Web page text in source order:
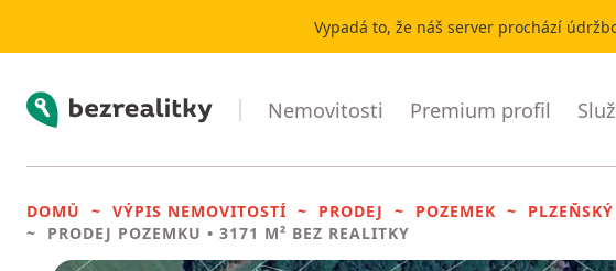
Vypadá to, že náš server prochází
Bezrealitky Nemovitosti Premium profil
DOMŮ VÝPIS NEMOVITOSTÍ PRODEJ POZEMEK
PRODEJ POZEMKU • 3171 M² BEZ REALITKY